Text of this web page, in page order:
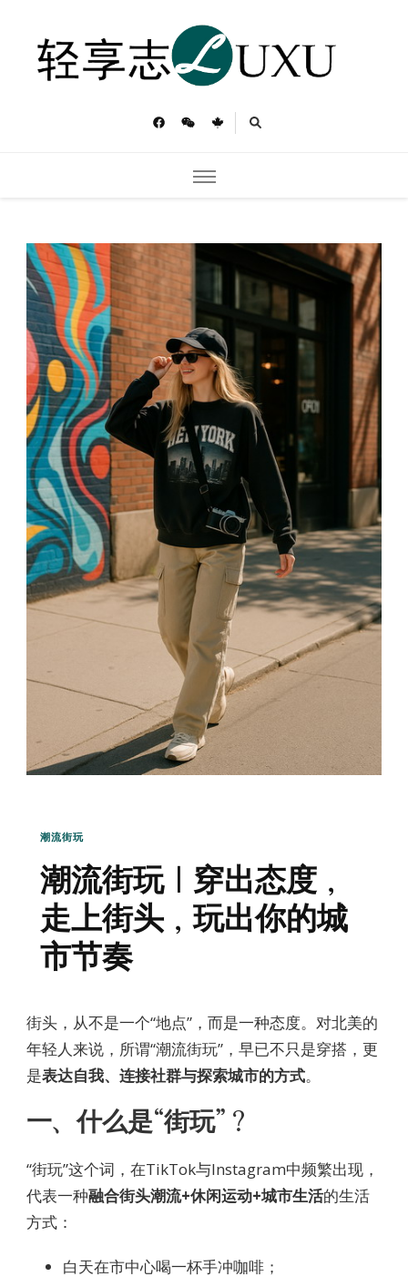
潮流街玩
潮流街玩｜穿出态度，
走上街头，玩出你的城
市节奏
街头，从不是一个“地点”，而是一种态度。对北美的
年轻人来说，所谓“潮流街玩”，早已不只是穿搭，更
是表达自我、连接社群与探索城市的方式。
一、什么是“街玩”？
“街玩”这个词，在TikTok与Instagram中频繁出现，
代表一种融合街头潮流+休闲运动+城市生活的生活
方式：
白天在市中心喝一杯手冲咖啡；